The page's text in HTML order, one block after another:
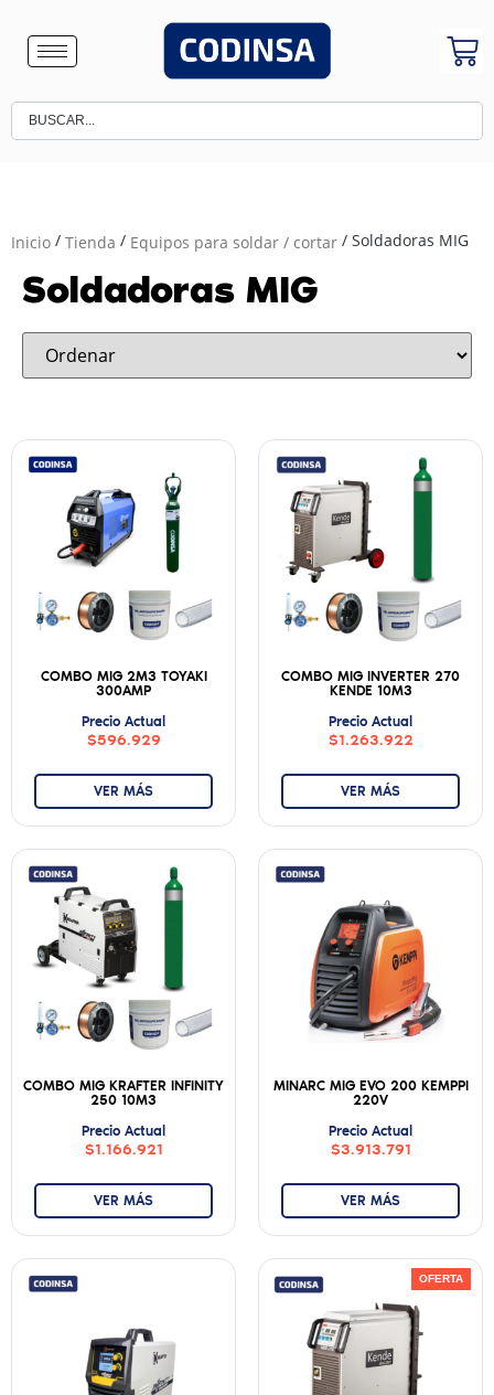
Inicio / Tienda / Equipos para soldar / cortar / Soldadoras MIG
Soldadoras MIG
COMBO MIG 2M3 TOYAKI
300AMP
Precio Actual
$596.929
VER MÁS
COMBO MIG INVERTER 270
KENDE 10M3
Precio Actual
$1.263.922
VER MÁS
COMBO MIG KRAFTER INFINITY
250 10M3
Precio Actual
$1.166.921
VER MÁS
MINARC MIG EVO 200 KEMPPI
220V
Precio Actual
$3.913.791
VER MÁS
OFERTA